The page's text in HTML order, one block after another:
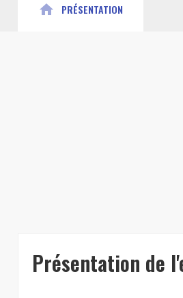
home PRÉSENTATION
Présentation de